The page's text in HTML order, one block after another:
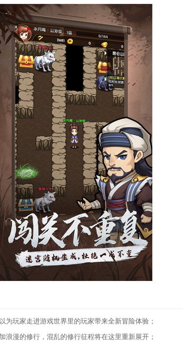
为玩家走进游戏世界里的玩家带来全新冒险体验；
浪漫的修行，混乱的修行征程将在这里重新展开；